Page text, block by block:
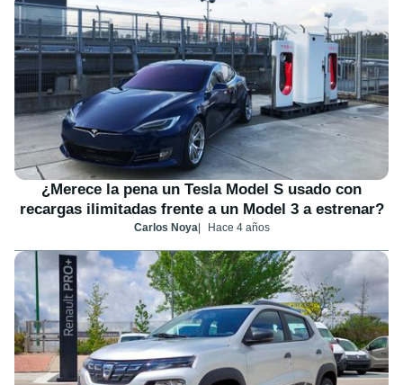
¿Merece la pena un Tesla Model S usado con
recargas ilimitadas frente a un Model 3 a estrenar?
Carlos Noya Hace 4 años